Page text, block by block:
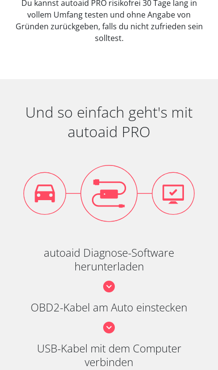
Du kannst autoaid PRO risikofrei 30 Tage lang in
vollem Umfang testen und ohne Angabe von
Gründen zurückgeben, falls du nicht zufrieden sein
solltest.
Und so einfach geht's mit
autoaid PRO
autoaid Diagnose-Software
herunterladen
OBD2-Kabel am Auto einstecken
USB-Kabel mit dem Computer
verbinden